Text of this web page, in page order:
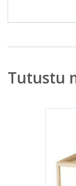
Tutustu